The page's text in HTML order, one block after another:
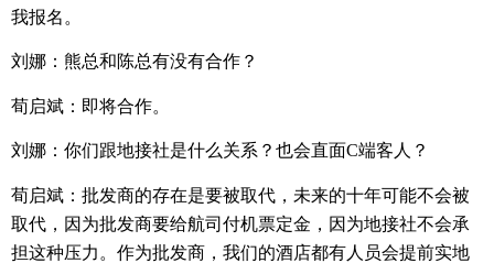
我报名。
刘娜：熊总和陈总有没有合作？
荀启斌 ：即将合作。
刘娜：你们跟地接社是什么关系？也会直面C端客人？
荀启斌 ：批发商的存在是要被取代，未来的十年可能不会被
取代，因为批发商要给航司付机票定金，因为地接社不会承
担这种压力。作为批发商，我们的酒店都有人员会提前实地